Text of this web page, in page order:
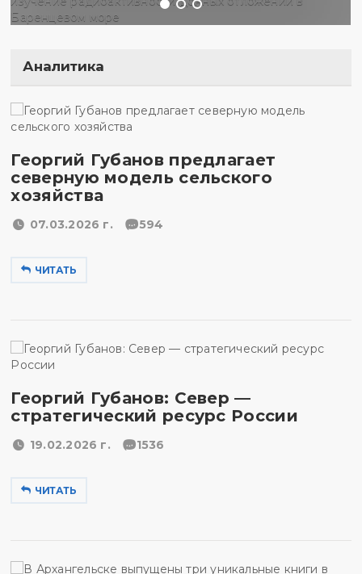
Аналитика
Георгий Губанов предлагает
северную модель сельского
хозяйства
07.03.2026 г. 594
ЧИТАТЬ
Георгий Губанов: Север —
стратегический ресурс России
19.02.2026 г. 1536
ЧИТАТЬ